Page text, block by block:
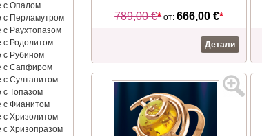
с Опалом
с Перламутром
с Раухтопазом
с Родолитом
с Рубином
с Сапфиром
с Султанитом
с Топазом
с Фианитом
с Хризолитом
с Хризопразом
789,00 €*от:666,00 €*
Детали